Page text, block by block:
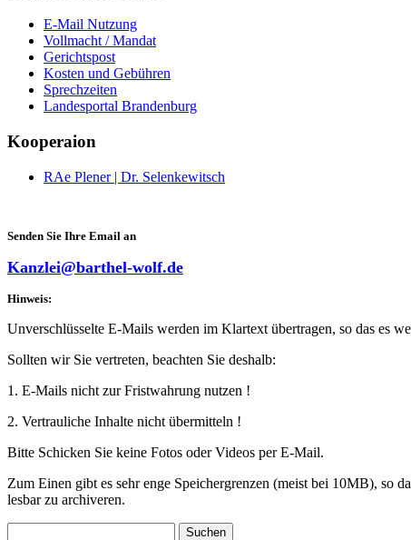
E-Mail Nutzung
Vollmacht / Mandat
Gerichtspost
Kosten und Gebühren
Sprechzeiten
Landesportal Brandenburg
Kooperaion
RAe Plener | Dr. Selenkewitsch
Senden Sie Ihre Email an
Kanzlei@barthel-wolf.de
Hinweis:
Unverschlüsselte E-Mails werden im Klartext übertragen, so das es
Sollten wir Sie vertreten, beachten Sie deshalb:
1. E-Mails nicht zur Fristwahrung nutzen !
2. Vertrauliche Inhalte nicht übermitteln !
Bitte Schicken Sie keine Fotos oder Videos per E-Mail.
Zum Einen gibt es sehr enge Speichergrenzen (meist bei 10MB), so
lesbar zu archiveren.